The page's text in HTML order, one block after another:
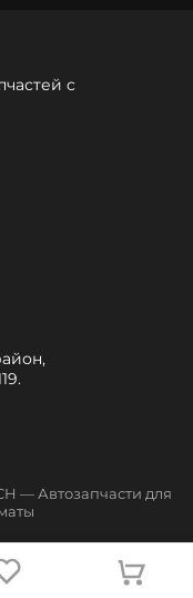
c
— Автозапчасти для
Разработка сайта